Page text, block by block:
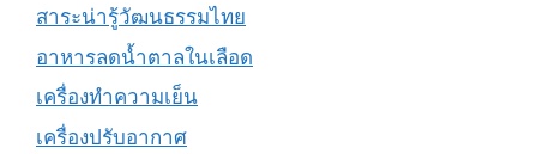
สาระน่ารู้วัฒนธรรมไทย
อาหารลดน้ำตาลในเลือด
เครื่องทำความเย็น
เครื่องปรับอากาศ